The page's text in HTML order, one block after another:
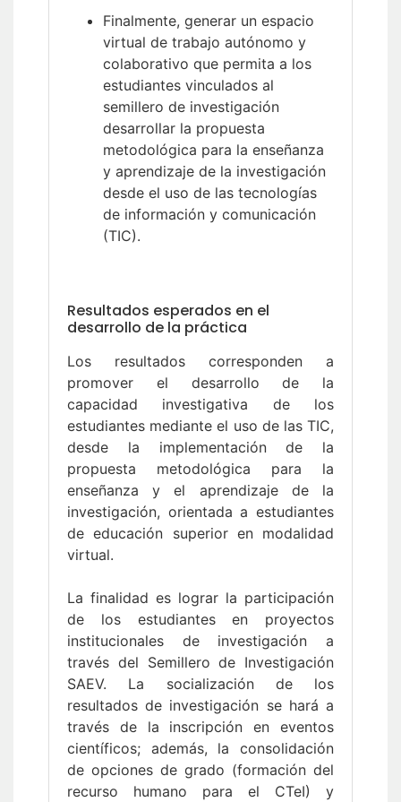
Finalmente, generar un espacio
virtual de trabajo autónomo y
colaborativo que permita a los
estudiantes vinculados al
semillero de investigación
desarrollar la propuesta
metodológica para la enseñanza
y aprendizaje de la investigación
desde el uso de las tecnologías
de información y comunicación
(TIC).
Resultados esperados en el
desarrollo de la práctica
Los resultados corresponden a
promover el desarrollo de la
capacidad investigativa de los
estudiantes mediante el uso de las TIC,
desde la implementación de la
propuesta metodológica para la
enseñanza y el aprendizaje de la
investigación, orientada a estudiantes
de educación superior en modalidad
virtual.
La finalidad es lograr la participación
de los estudiantes en proyectos
institucionales de investigación a
través del Semillero de Investigación
SAEV. La socialización de los
resultados de investigación se hará a
través de la inscripción en eventos
científicos; además, la consolidación
de opciones de grado (formación del
recurso humano para el CTeI) y